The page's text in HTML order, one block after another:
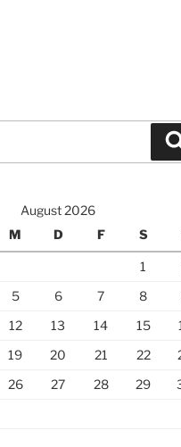
August 2026
M D F S
1
5 6 7 8
12 13 14 15
19 20 21 22
26 27 28 29